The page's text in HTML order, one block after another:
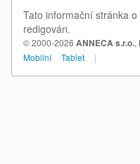
Tato informační stránka o
redigován.
© 2000-2026 ANNECA s.r.o.,
Mobilní
Tablet |